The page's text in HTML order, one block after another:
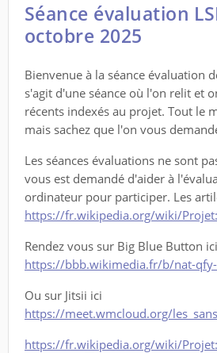
Séance évaluation
octobre 2025
Bienvenue à la séance évaluation
s'agit d'une séance où l'on relit et
récents indexés au projet. Tout le
mais sachez que l'on vous
Les séances évaluations ne sont
vous est demandé d'aider à
ordinateur pour participer. Les
https://fr.wikipedia.org/wiki/
Rendez vous sur Big Blue Button ici
https://bbb.wikimedia.fr/b/nat-
Ou sur Jitsii ici
https://meet.wmcloud.org/
https://fr.wikipedia.org/wiki/